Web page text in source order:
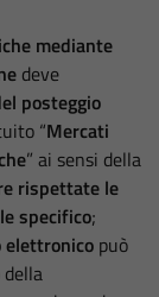
mediante
deve
posteggio
“Mercati
” ai sensi della
rispettate le
specifico;
elettronico può